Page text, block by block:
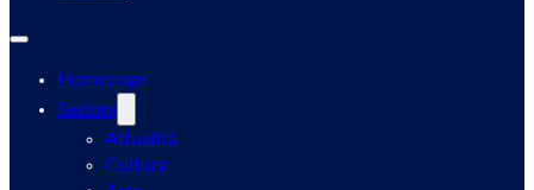
Homepage
Sezioni
Attualità
Cultura